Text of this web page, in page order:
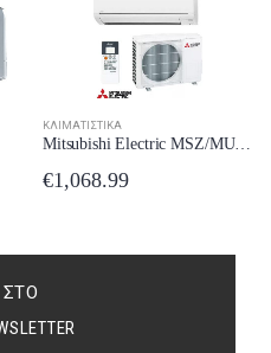
ΚΛΙΜΑΤΙΣΤΙΚΆ
Mitsubishi Electric MSZ/MUZ-BT35VG Κλιματιστικό 12000 BTU A++/A+++ New Model 2024
1,068.99